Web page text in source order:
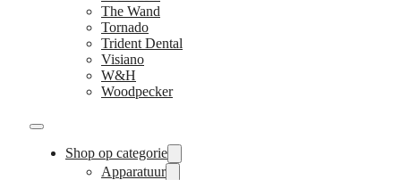
The Wand
Tornado
Trident Dental
Visiano
W&H
Woodpecker
Shop op categorie
Apparatuur